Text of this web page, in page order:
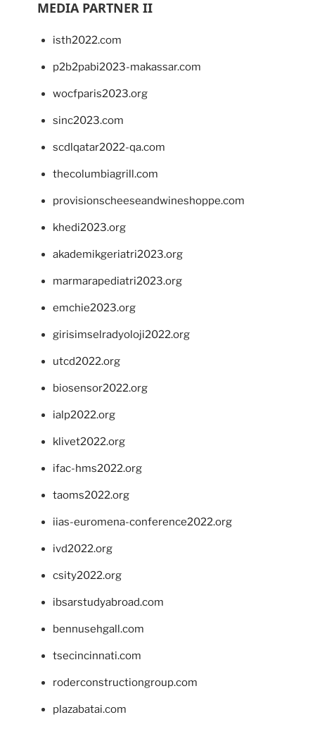
MEDIA PARTNER II
isth2022.com
p2b2pabi2023-makassar.com
wocfparis2023.org
sinc2023.com
scdlqatar2022-qa.com
thecolumbiagrill.com
provisionscheeseandwineshoppe.com
khedi2023.org
akademikgeriatri2023.org
marmarapediatri2023.org
emchie2023.org
girisimselradyoloji2022.org
utcd2022.org
biosensor2022.org
ialp2022.org
klivet2022.org
ifac-hms2022.org
taoms2022.org
iias-euromena-conference2022.org
ivd2022.org
csity2022.org
ibsarstudyabroad.com
bennusehgall.com
tsecincinnati.com
roderconstructiongroup.com
plazabatai.com